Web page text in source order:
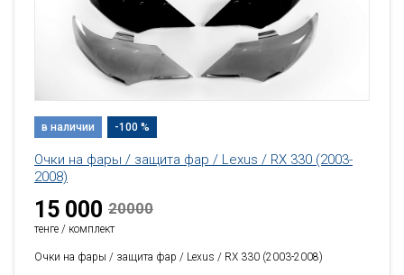
в наличии -100 %
Очки на фары / защита фар / Lexus / RX 330 (2003-
2008)
15 000 20000
тенге / комплект
Очки на фары / защита фар / Lexus / RX 330 (2003-2008)